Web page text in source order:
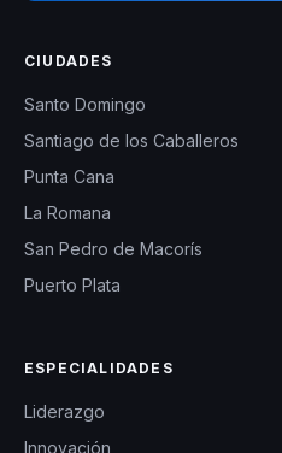
CIUDADES
Santo Domingo
Santiago de los Caballeros
Punta Cana
La Romana
San Pedro de Macorís
Puerto Plata
ESPECIALIDADES
Liderazgo
Innovación